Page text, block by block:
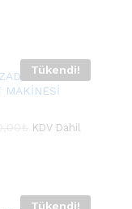
Tükendi!
TM-060
MAKİNESİ
KDV Dahil
Tükendi!